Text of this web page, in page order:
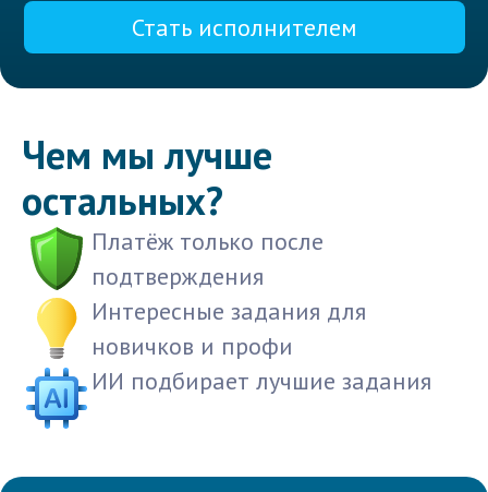
Стать исполнителем
Чем мы лучше
остальных?
Платёж только после
подтверждения
Интересные задания для
новичков и профи
ИИ подбирает лучшие задания